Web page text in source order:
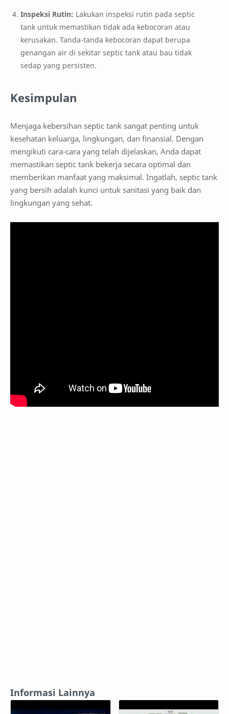
Inspeksi Rutin: Lakukan inspeksi rutin pada septic
tank untuk memastikan tidak ada kebocoran atau
kerusakan. Tanda-tanda kebocoran dapat berupa
genangan air di sekitar septic tank atau bau tidak
sedap yang persisten.
Kesimpulan
Menjaga kebersihan septic tank sangat penting untuk
kesehatan keluarga, lingkungan, dan finansial. Dengan
mengikuti cara-cara yang telah dijelaskan, Anda dapat
memastikan septic tank bekerja secara optimal dan
memberikan manfaat yang maksimal. Ingatlah, septic tank
yang bersih adalah kunci untuk sanitasi yang baik dan
lingkungan yang sehat.
Informasi Lainnya